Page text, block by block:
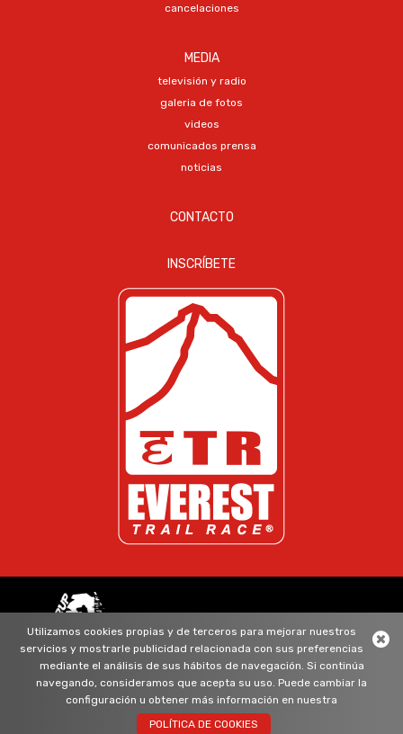
Utilizamos cookies propias y de terceros para mejorar nuestros
servicios y mostrarle publicidad relacionada con sus preferencias
mediante el análisis de sus hábitos de navegación. Si continúa
navegando, consideramos que acepta su uso. Puede cambiar la
configuración u obtener más información en nuestra
POLÍTICA DE COOKIES
cancelaciones
MEDIA
televisión y radio
galeria de fotos
videos
comunicados prensa
noticias
CONTACTO
INSCRÍBETE
síguenos
Política de cookies Política de privacidad Aviso legal
Diseño y desarrollo web: +